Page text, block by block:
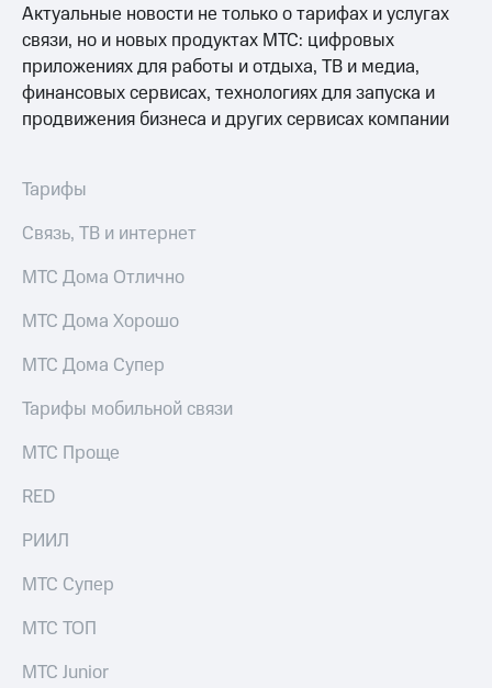
Актуальные новости не только о тарифах и услугах
связи, но и новых продуктах МТС: цифровых
приложениях для работы и отдыха, ТВ и медиа,
финансовых сервисах, технологиях для запуска и
продвижения бизнеса и других сервисах компании
Тарифы
Связь, ТВ и интернет
МТС Дома Отлично
МТС Дома Хорошо
МТС Дома Супер
Тарифы мобильной связи
МТС Проще
RED
РИИЛ
МТС Супер
МТС ТОП
МТС Junior